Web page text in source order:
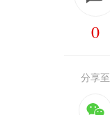
0
分享至